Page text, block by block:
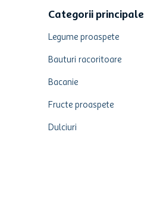
Categorii principale
Legume proaspete
Bauturi racoritoare
Bacanie
Fructe proaspete
Dulciuri